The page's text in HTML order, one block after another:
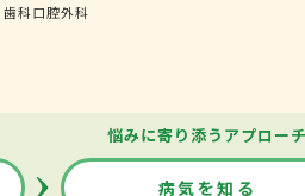
歯科口腔外科
悩みに寄り添うアプローチ
病気を知る